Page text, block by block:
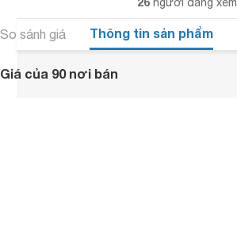
So sánh giá Thông tin sản phẩm
Giá của 90 nơi bán